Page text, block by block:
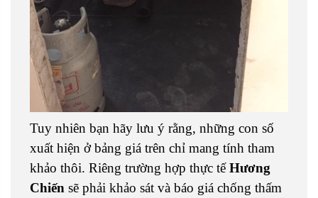
Tuy nhiên bạn hãy lưu ý rằng, những con số
xuất hiện ở bảng giá trên chỉ mang tính tham
khảo thôi. Riêng trường hợp thực tếHương
Chiến sẽ phải khảo sát và báo giá chống thấm